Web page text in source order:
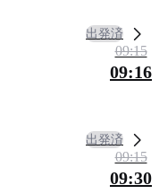
出発済
09:15
09:16
出発済
09:15
09:30